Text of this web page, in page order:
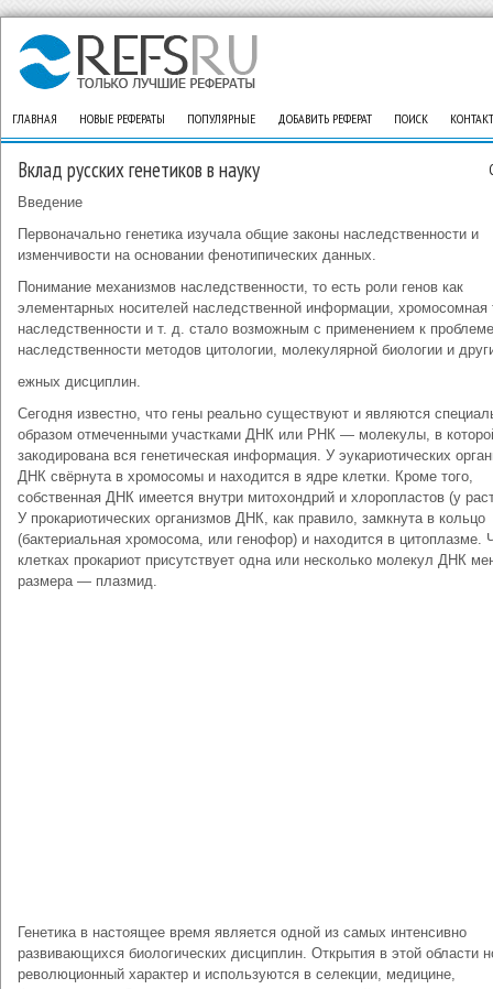
ГЛАВНАЯ НОВЫЕ РЕФЕРАТЫ ПОПУЛЯРНЫЕ ДОБАВИТЬ РЕФЕРАТ ПОИСК
Вклад русских генетиков в науку
Введение
Первоначально генетика изучала общие законы наследственности и
изменчивости на основании фенотипических данных.
Понимание механизмов наследственности, то есть роли генов как
элементарных носителей наследственной информации, хромосомная
наследственности и т. д. стало возможным с применением к проблеме
наследственности методов цитологии, молекулярной биологии и
ежных дисциплин.
Сегодня известно, что гены реально существуют и являются
образом отмеченными участками ДНК или РНК — молекулы, в
закодирована вся генетическая информация. У эукариотических
ДНК свёрнута в хромосомы и находится в ядре клетки. Кроме того,
собственная ДНК имеется внутри митохондрий и хлоропластов (у
У прокариотических организмов ДНК, как правило, замкнута в кольцо
(бактериальная хромосома, или генофор) и находится в цитоплазме.
клетках прокариот присутствует одна или несколько молекул ДНК
размера — плазмид.
Генетика в настоящее время является одной из самых интенсивно
развивающихся биологических дисциплин. Открытия в этой области
революционный характер и используются в селекции, медицине,